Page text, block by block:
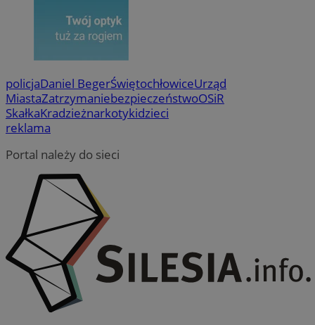
policjaDaniel BegerŚwiętochłowiceUrząd
MiastaZatrzymaniebezpieczeństwoOSiR
SkałkaKradzieżnarkotykidzieci
reklama
Portal należy do sieci